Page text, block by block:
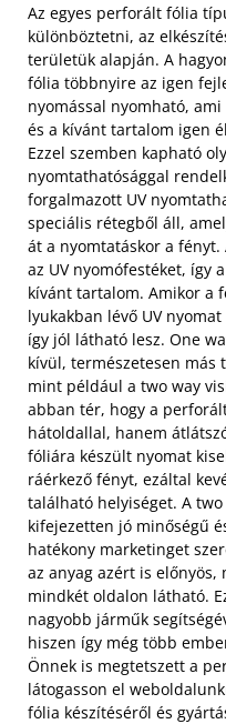
Az egyes perforált fólia
különböztetni, az
területük alapján. A
fólia többnyire az igen
nyomással nyomható,
és a kívánt tartalom igen
Ezzel szemben kapható
nyomtathatósággal
forgalmazott UV
speciális rétegből áll,
át a nyomtatáskor a
az UV nyomófestéket, így
kívánt tartalom. Amikor a
lyukakban lévő UV
így jól látható lesz. One
kívül, természetesen más
mint például a two way
abban tér, hogy a
hátoldallal, hanem
fóliára készült nyomat
ráérkező fényt, ezáltal
található helyiséget. A two
kifejezetten jó minőségű
hatékony marketinget
az anyag azért is
mindkét oldalon látható.
nagyobb járműk
hiszen így még több
Önnek is megtetszett a
látogasson el
fólia készítéséről és